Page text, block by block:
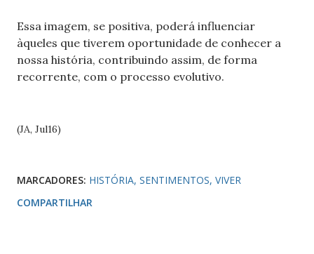
Essa imagem, se positiva, poderá influenciar
àqueles que tiverem oportunidade de conhecer a
nossa história, contribuindo assim, de forma
recorrente, com o processo evolutivo.
(JA, Jul16)
MARCADORES: HISTÓRIA SENTIMENTOS VIVER
COMPARTILHAR